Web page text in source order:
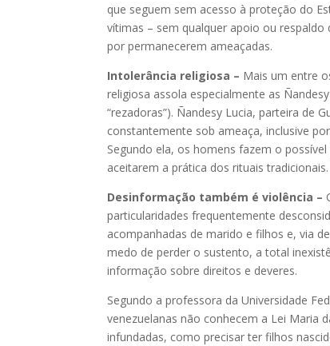
que seguem sem acesso à proteção do
vítimas – sem qualquer apoio ou
por permanecerem ameaçadas.
Intolerância religiosa – Mais um entre
religiosa assola especialmente as
“rezadoras”). Ñandesy Lucia, parteira de
constantemente sob ameaça, inclusive
Segundo ela, os homens fazem o
aceitarem a prática dos rituais tradicionais.
Desinformação também é violência –
particularidades frequentemente
acompanhadas de marido e filhos e, via
medo de perder o sustento, a total
informação sobre direitos e deveres.
Segundo a professora da Universidade
venezuelanas não conhecem a Lei Maria
infundadas, como precisar ter filhos